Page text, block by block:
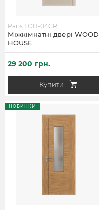
Міжкімнатні двері WOOD
HOUSE
Paris LCH-04CR
Купити
29 200 грн.
НОВИНКИ